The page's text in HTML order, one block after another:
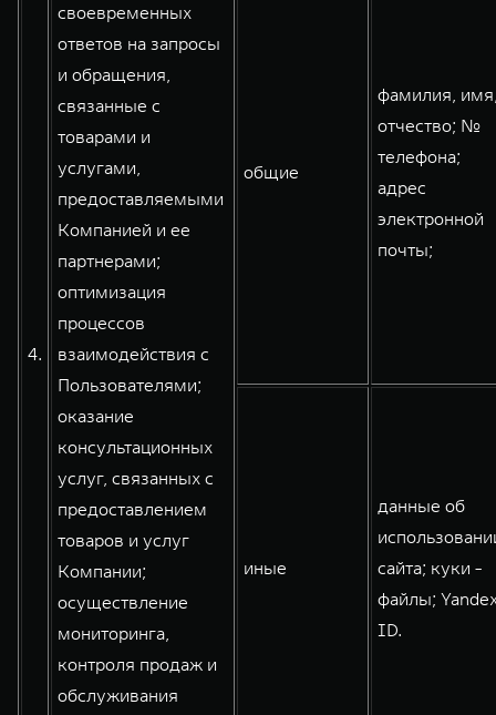
4.
своевременных
ответов на запросы
и обращения,
связанные с
товарами и
услугами,
предоставляемыми
Компанией и ее
партнерами;
оптимизация
процессов
взаимодействия с
Пользователями;
оказание
консультационных
услуг, связанных с
предоставлением
товаров и услуг
Компании;
осуществление
мониторинга,
контроля продаж и
обслуживания
общие
фамилия,
отчество; №
телефона;
адрес
электронной
почты;
иные
данные об
сайта; куки -
файлы;
ID.